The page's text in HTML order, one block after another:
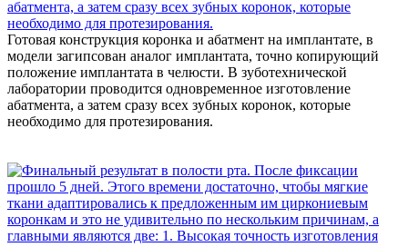
Готовая конструкция коронка и абатмент на имплантате, в
модели загипсован аналог имплантата, точно копирующий
положение имплантата в челюсти. В зуботехнической
лаборатории проводится одновременное изготовление
абатмента, а затем сразу всех зубных коронок, которые
необходимо для протезирования.